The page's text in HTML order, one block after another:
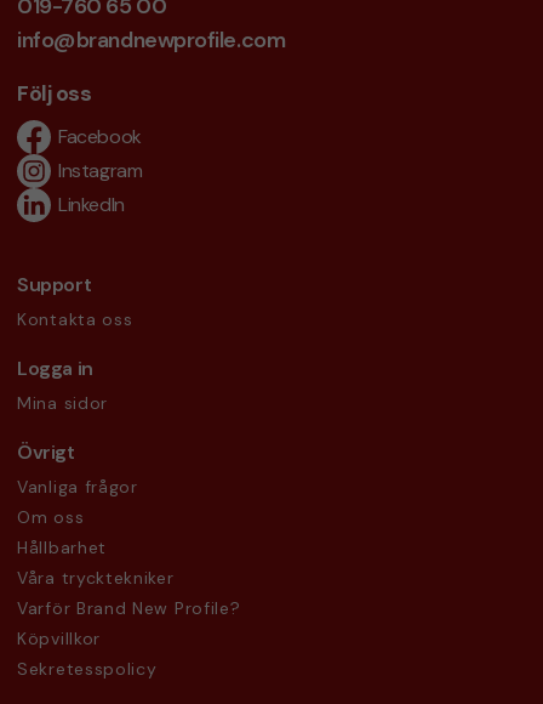
019-760 65 00
info@brandnewprofile.com
Följ oss
Facebook
Instagram
LinkedIn
Support
Kontakta oss
Logga in
Mina sidor
Övrigt
Vanliga frågor
Om oss
Hållbarhet
Våra trycktekniker
Varför Brand New Profile?
Köpvillkor
Sekretesspolicy